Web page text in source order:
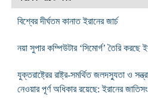
বিশ্বের দীর্ঘতম কানাত ইরানের জার্চ
নয়া সুপার কম্পিউটার ‘সিমোর্গ’ তৈরি করছে
যুক্তরাষ্ট্রের রাষ্ট্র-সমর্থিত জলদস্যুতা ও
নেওয়ার পূর্ণ অধিকার রয়েছে: ইরানের